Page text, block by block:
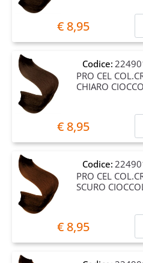
€ 8,95
Codice:
PRO CEL
CHIARO
€ 8,95
Codice:
PRO CEL
SCURO
€ 8,95